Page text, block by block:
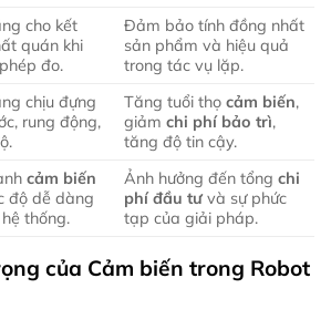
cho kết
quán khi
đo.
Đảm bảo tính đồng nhất
sản phẩm và hiệu quả
trong tác vụ lặp.
chịu đựng
rung động,
Tăng tuổi thọcảm biến,
giảmchi phí bảo trì,
tăng độ tin cậy.
cảm biến
độ dễ dàng
thống.
Ảnh hưởng đến tổngchi
phí đầu tưvà sự phức
tạp của giải pháp.
của Cảm biến trong Robot